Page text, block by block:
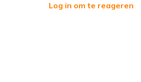
Log in om te reageren